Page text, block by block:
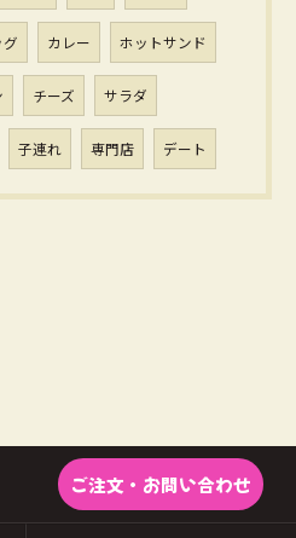
カレー ホットサンド
チーズ サラダ
子連れ 専門店 デート
ご注文・お問い合わせ